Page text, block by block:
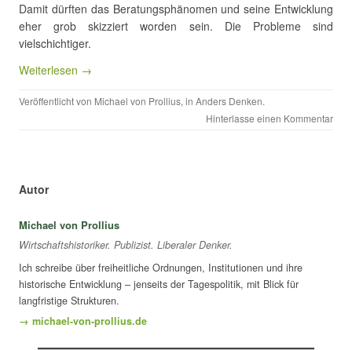
Damit dürften das Beratungsphänomen und seine Entwicklung
eher grob skizziert worden sein. Die Probleme sind
vielschichtiger.
Weiterlesen →
Veröffentlicht von Michael von Prollius, in Anders Denken.
Hinterlasse einen Kommentar
Autor
Michael von Prollius
Wirtschaftshistoriker. Publizist. Liberaler Denker.
Ich schreibe über freiheitliche Ordnungen, Institutionen und ihre
historische Entwicklung – jenseits der Tagespolitik, mit Blick für
langfristige Strukturen.
→ michael-von-prollius.de